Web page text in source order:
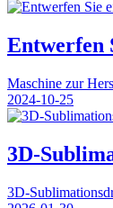
Entwerfen
Maschine zur
2024-10-25
3D-
3D-